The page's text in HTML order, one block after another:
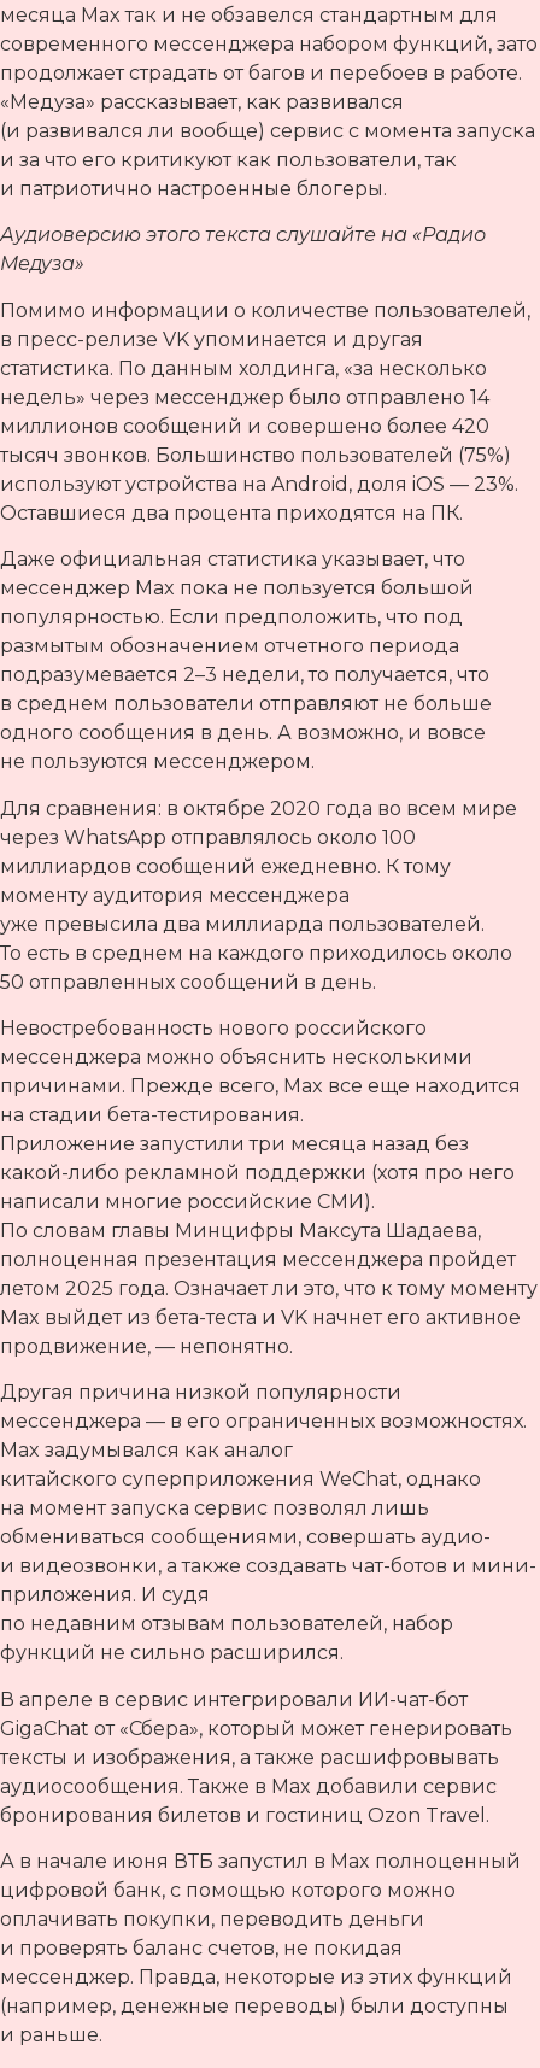
месяца Max так и не обзавелся стандартным для
современного мессенджера набором функций, зато
продолжает страдать от багов и перебоев в работе.
«Медуза» рассказывает, как развивался
(и развивался ли вообще) сервис с момента запуска
и за что его критикуют как пользователи, так
и патриотично настроенные блогеры.
Аудиоверсию этого текста слушайте на «Радио
Медуза»
Помимо информации о количестве пользователей,
в пресс-релизе VK упоминается и другая
статистика. По данным холдинга, «за несколько
недель» через мессенджер было отправлено 14
миллионов сообщений и совершено более 420
тысяч звонков. Большинство пользователей (75%)
используют устройства на Android, доля iOS — 23%.
Оставшиеся два процента приходятся на ПК.
Даже официальная статистика указывает, что
мессенджер Max пока не пользуется большой
популярностью. Если предположить, что под
размытым обозначением отчетного периода
подразумевается 2–3 недели, то получается, что
в среднем пользователи отправляют не больше
одного сообщения в день. А возможно, и вовсе
не пользуются мессенджером.
Для сравнения: в октябре 2020 года во всем мире
через WhatsApp отправлялось около 100
миллиардов сообщений ежедневно. К тому
моменту аудитория мессенджера
уже превысила два миллиарда пользователей.
То есть в среднем на каждого приходилось около
50 отправленных сообщений в день.
Невостребованность нового российского
мессенджера можно объяснить несколькими
причинами. Прежде всего, Max все еще находится
на стадии бета-тестирования.
Приложение запустили три месяца назад без
какой-либо рекламной поддержки (хотя про него
написали многие российские СМИ).
По словам главы Минцифры Максута Шадаева,
полноценная презентация мессенджера пройдет
летом 2025 года. Означает ли это, что к тому моменту
Max выйдет из бета-теста и VK начнет его активное
продвижение, — непонятно.
Другая причина низкой популярности
мессенджера — в его ограниченных возможностях.
Max задумывался как аналог
китайского суперприложения WeChat, однако
на момент запуска сервис позволял лишь
обмениваться сообщениями, совершать аудио-
и видеозвонки, а также создавать чат-ботов и мини-
приложения. И судя
по недавним отзывам пользователей, набор
функций не сильно расширился.
В апреле в сервис интегрировали ИИ-чат-бот
GigaChat от «Сбера», который может генерировать
тексты и изображения, а также расшифровывать
аудиосообщения. Также в Max добавили сервис
бронирования билетов и гостиниц Ozon Travel.
А в начале июня ВТБ запустил в Max полноценный
цифровой банк, с помощью которого можно
оплачивать покупки, переводить деньги
и проверять баланс счетов, не покидая
мессенджер. Правда, некоторые из этих функций
(например, денежные переводы) были доступны
и раньше.